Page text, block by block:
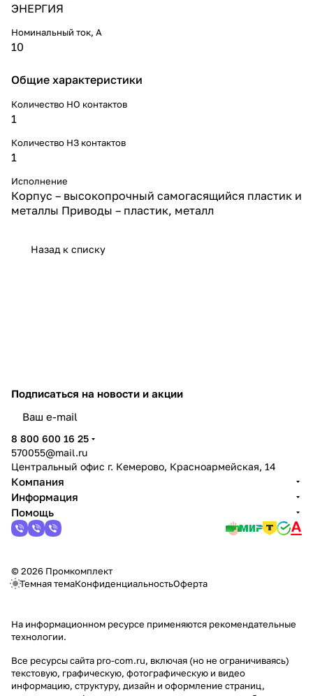
ЭНЕРГИЯ
Номинальный ток, А
10
Общие характеристики
Количество НО контактов
1
Количество НЗ контактов
1
Исполнение
Корпус – высокопрочный самогасящийся пластик и
металлы Приводы – пластик, металл
Назад к списку
Подписаться на новости и акции
8 800 600 16 25
570055@mail.ru
Центральный офис г. Кемерово, Красноармейская, 14
Компания
Информация
Помощь
© 2026 Промкомплект
Темная темаКонфиденциальностьОферта
На информационном ресурсе применяются рекомендательные
технологии.
Все ресурсы сайта pro-com.ru, включая (но не ограничиваясь)
текстовую, графическую, фотографическую и видео
информацию, структуру, дизайн и оформление страниц,